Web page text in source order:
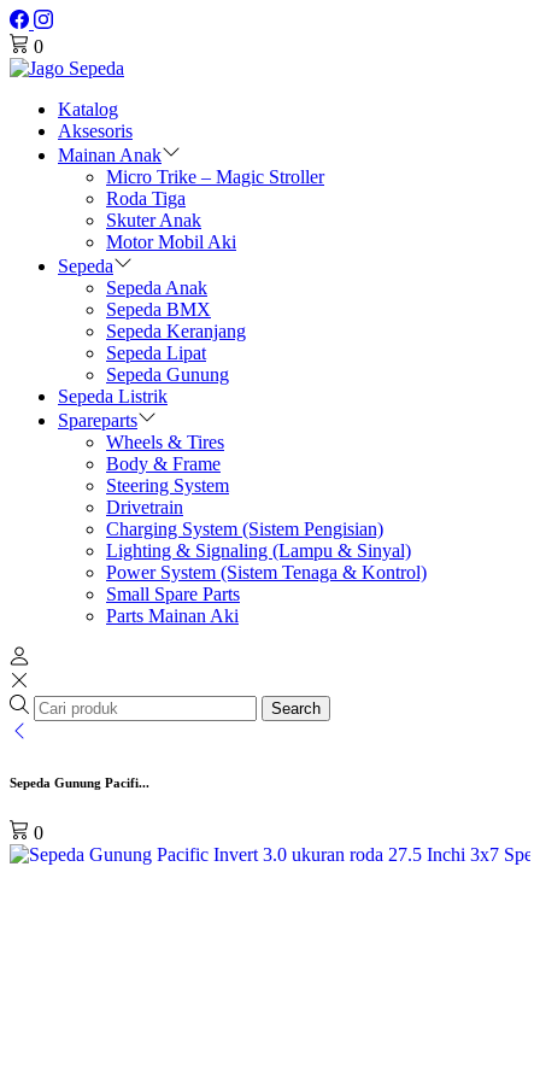
0
Katalog
Aksesoris
Mainan Anak
Micro Trike – Magic Stroller
Roda Tiga
Skuter Anak
Motor Mobil Aki
Sepeda
Sepeda Anak
Sepeda BMX
Sepeda Keranjang
Sepeda Lipat
Sepeda Gunung
Sepeda Listrik
Spareparts
Wheels & Tires
Body & Frame
Steering System
Drivetrain
Charging System (Sistem Pengisian)
Lighting & Signaling (Lampu & Sinyal)
Power System (Sistem Tenaga & Kontrol)
Small Spare Parts
Parts Mainan Aki
Search
Sepeda Gunung Pacifi...
0